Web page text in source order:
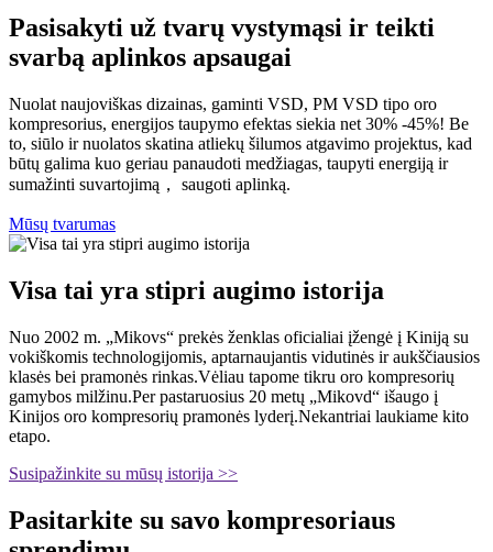
Pasisakyti už tvarų vystymąsi ir teikti
svarbą aplinkos apsaugai
Nuolat naujoviškas dizainas, gaminti VSD, PM VSD tipo oro
kompresorius, energijos taupymo efektas siekia net 30% -45%! Be
to, siūlo ir nuolatos skatina atliekų šilumos atgavimo projektus, kad
būtų galima kuo geriau panaudoti medžiagas, taupyti energiją ir
sumažinti suvartojimą， saugoti aplinką.
Mūsų tvarumas
Visa tai yra stipri augimo istorija
Nuo 2002 m. „Mikovs“ prekės ženklas oficialiai įžengė į Kiniją su
vokiškomis technologijomis, aptarnaujantis vidutinės ir aukščiausios
klasės bei pramonės rinkas.Vėliau tapome tikru oro kompresorių
gamybos milžinu.Per pastaruosius 20 metų „Mikovd“ išaugo į
Kinijos oro kompresorių pramonės lyderį.Nekantriai laukiame kito
etapo.
Susipažinkite su mūsų istorija >>
Pasitarkite su savo kompresoriaus